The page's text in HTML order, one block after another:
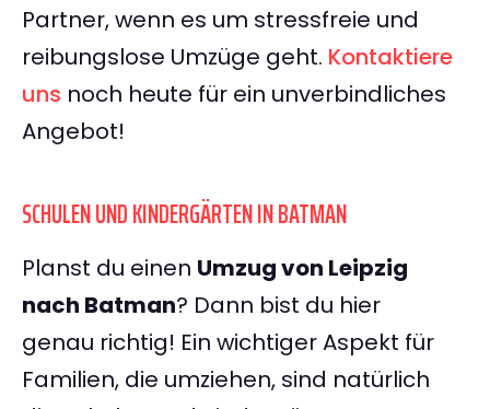
Partner, wenn es um stressfreie und
reibungslose Umzüge geht. Kontaktiere
uns noch heute für ein unverbindliches
Angebot!
SCHULEN UND KINDERGÄRTEN IN BATMAN
Planst du einen Umzug von Leipzig
nach Batman? Dann bist du hier
genau richtig! Ein wichtiger Aspekt für
Familien, die umziehen, sind natürlich